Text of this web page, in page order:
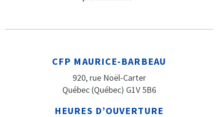
CFP MAURICE-BARBEAU
920, rue Noël-Carter
Québec (Québec) G1V 5B6
HEURES D’OUVERTURE